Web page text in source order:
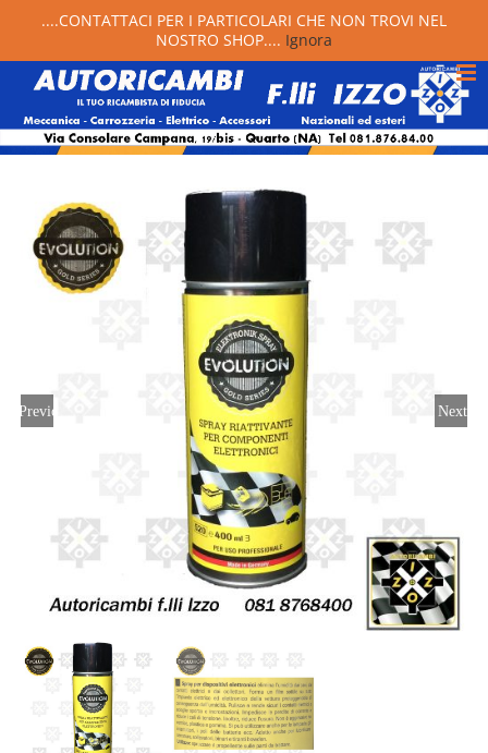
Previous Next
....CONTATTACI PER I PARTICOLARI CHE NON TROVI NEL
NOSTRO SHOP.... Ignora